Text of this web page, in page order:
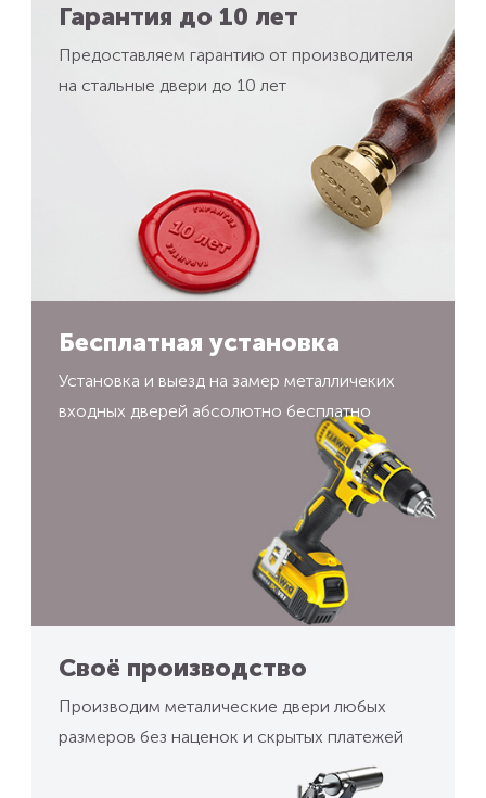
Гарантия до 10 лет
Предоставляем гарантию от производителя
на стальные двери до 10 лет
Бесплатная установка
Установка и выезд на замер металличеких
входных дверей абсолютно бесплатно
Своё производство
Производим металические двери любых
размеров без наценок и скрытых платежей